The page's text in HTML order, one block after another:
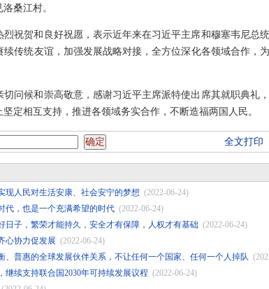
桑江村。
祝贺和良好祝愿，表示近年来在习近平主席和穆塞韦尼总
传统友谊，加强发展战略对接，全方位深化各领域合作，
问候和崇高敬意，感谢习近平主席派特使出席其就职典礼
定相互支持，推进各领域务实合作，不断造福两国人民。
全文打印
现人民对生活安康、社会安宁的梦想 (2022-06-24)
代，也是一个充满希望的时代 (2022-06-24)
日子，繁荣才能持久，安全才有保障，人权才有基础 (2022-06-24)
心协力促发展 (2022-06-24)
、普惠的全球发展伙伴关系，不让任何一个国家、任何一个人掉队
继续支持联合国2030年可持续发展议程 (2022-06-24)